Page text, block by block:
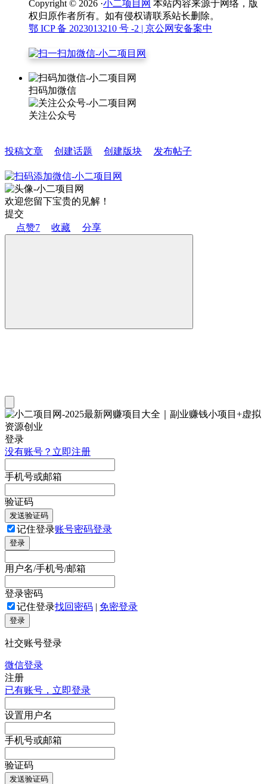
Copyright © 2026 ·小二项目网 本站内容来源于网络，版
权归原作者所有。如有侵权请联系站长删除。
鄂 ICP 备 2023013210 号 -2 | 京公网安备案中
扫码加微信
关注公众号
投稿文章 创建话题 创建版块 发布帖子
欢迎您留下宝贵的见解！
提交
点赞7 收藏 分享
登录
没有账号？立即注册
手机号或邮箱
验证码
发送验证码
记住登录账号密码登录
登录
用户名/手机号/邮箱
登录密码
记住登录找回密码 | 免密登录
登录
社交账号登录
微信登录
注册
已有账号，立即登录
设置用户名
手机号或邮箱
验证码
发送验证码